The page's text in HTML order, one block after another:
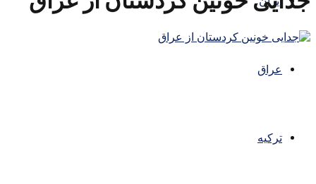
عراق
ترکیه